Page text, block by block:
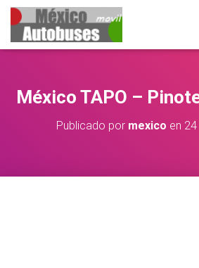
México TAPO –
Publicado por mexico en